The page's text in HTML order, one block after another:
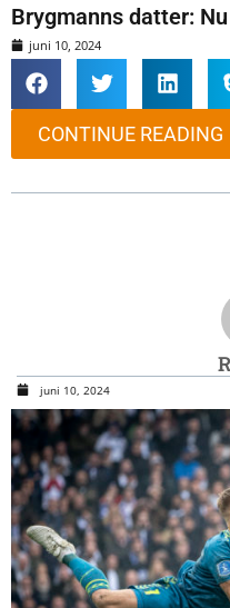
Brygmanns datter:
juni 10, 2024
CONTINUE READING
juni 10, 2024